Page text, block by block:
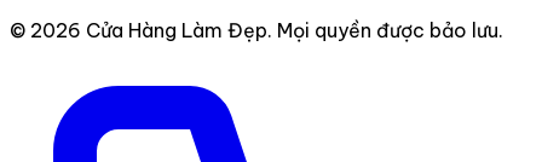
© 2026 Cửa Hàng Làm Đẹp. Mọi quyền được bảo lưu.